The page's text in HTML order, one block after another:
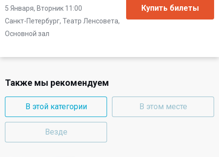
5 Января, Вторник 11:00
Санкт-Петербург, Театр Ленсовета,
Основной зал
Также мы рекомендуем
В этой категории В этом месте
Везде